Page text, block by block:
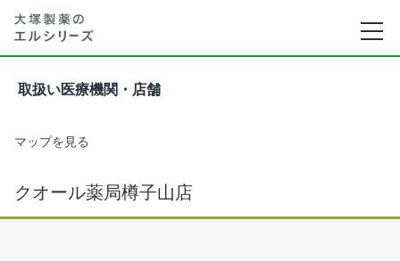
取扱い医療機関・店舗
マップを見る
クオール薬局樽子山店